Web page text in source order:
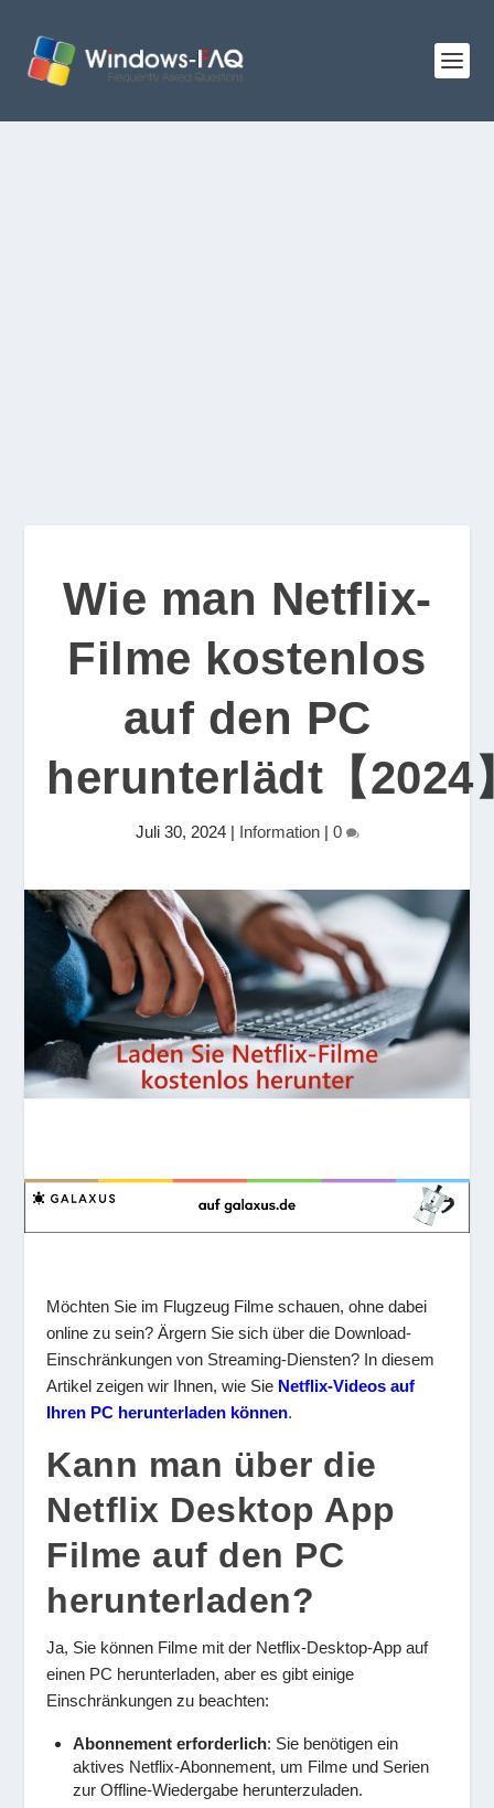
Wie man Netflix-
Filme kostenlos
auf den PC
herunterlädt【2024
Juli 30, 2024| Information| 0
Möchten Sie im Flugzeug Filme schauen, ohne dabei
online zu sein? Ärgern Sie sich über die Download-
Einschränkungen von Streaming-Diensten? In diesem
Artikel zeigen wir Ihnen, wie Sie Netflix-Videos auf
Ihren PC herunterladen können.
Kann man über die
Netflix Desktop App
Filme auf den PC
herunterladen?
Ja, Sie können Filme mit der Netflix-Desktop-App auf
einen PC herunterladen, aber es gibt einige
Einschränkungen zu beachten:
Abonnement erforderlich: Sie benötigen ein
aktives Netflix-Abonnement, um Filme und Serien
zur Offline-Wiedergabe herunterzuladen.